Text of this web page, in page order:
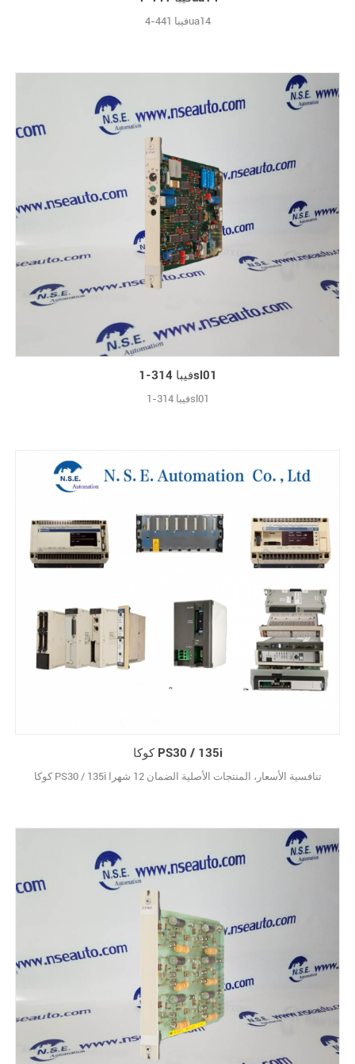
فيبا 441-4ua14
فيبا 314-1sl01
فيبا 314-1sl01
كوكا PS30 / 135i
كوكا PS30 / 135i تنافسية الأسعار، المنتجات الأصلية الضمان 12 شهرا